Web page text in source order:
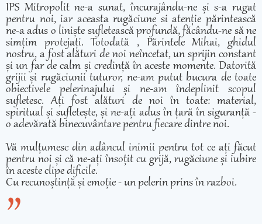
IPS Mitropolit ne-a sunat, încurajându-ne și s-a rugat
pentru noi, iar aceasta rugăciune si atenție părintească
ne-a adus o liniște sufletească profundă, făcându-ne să ne
simțim protejați. Totodată , Părintele Mihai, ghidul
nostru, a fost alături de noi neîncetat, un sprijin constant
și un far de calm și credință în aceste momente. Datorită
grijii și rugăciunii tuturor, ne-am putut bucura de toate
obiectivele pelerinajului și ne-am îndeplinit scopul
sufletesc. Ați fost alături de noi în toate: material,
spiritual și sufletește, și ne-ați adus în țară în siguranță -
o adevărată binecuvântare pentru fiecare dintre noi.
Vă mulțumesc din adâncul inimii pentru tot ce ați făcut
pentru noi și că ne-ați însoțit cu grijă, rugăciune și iubire
în aceste clipe dificile.
Cu recunoștință și emoție - un pelerin prins în razboi.